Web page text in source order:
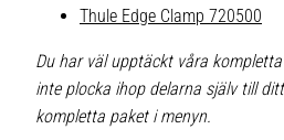
Thule Edge Clamp 720500
Du har väl upptäckt våra
inte plocka ihop delarna själv till
kompletta paket i menyn.